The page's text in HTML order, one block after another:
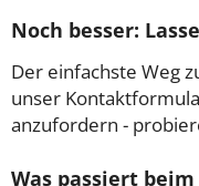
Noch besser:
Der einfachste Weg
unser
anzufordern -
Was passiert